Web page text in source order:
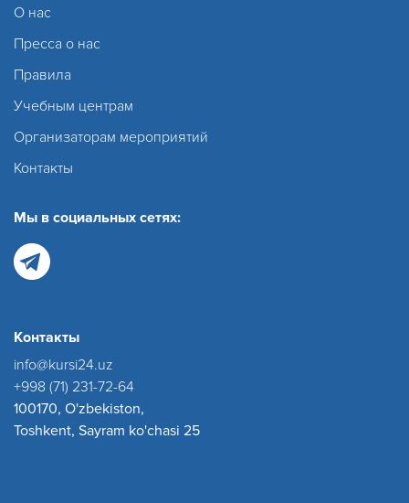
О нас
Пресса о нас
Правила
Учебным центрам
Организаторам мероприятий
Контакты
Мы в социальных сетях:
Контакты
info@kursi24.uz
+998 (71) 231-72-64
100170, O'zbekiston,
Toshkent, Sayram ko'chasi 25